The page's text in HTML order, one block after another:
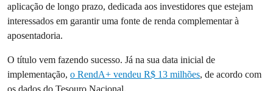
aplicação de longo prazo, dedicada aos investidores que estejam
interessados em garantir uma fonte de renda complementar à
aposentadoria.
O título vem fazendo sucesso. Já na sua data inicial de
implementação, o RendA+ vendeu R$ 13 milhões, de acordo com